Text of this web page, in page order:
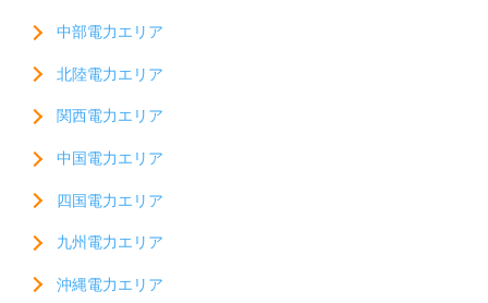
中部電力エリア
北陸電力エリア
関西電力エリア
中国電力エリア
四国電力エリア
九州電力エリア
沖縄電力エリア